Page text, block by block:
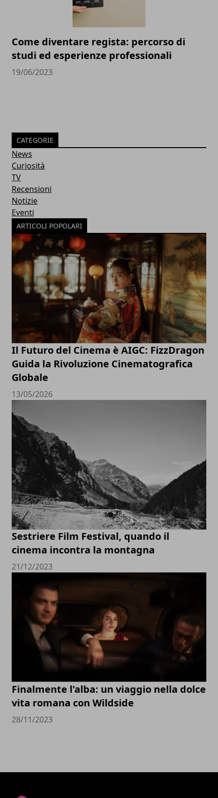
Come diventare regista: percorso di
studi ed esperienze professionali
19/06/2023
CATEGORIE
News
Curiosità
TV
Recensioni
Notizie
Eventi
ARTICOLI POPOLARI
Il Futuro del Cinema è AIGC: FizzDragon
Guida la Rivoluzione Cinematografica
Globale
13/05/2026
Sestriere Film Festival, quando il
cinema incontra la montagna
21/12/2023
Finalmente l'alba: un viaggio nella dolce
vita romana con Wildside
28/11/2023